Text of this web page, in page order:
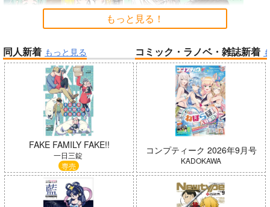
理想の彼女 3
時々ボソッとロシア語でデレる勇者
のアーリャさん
帝国機神ヴォルカミオン 2 ふかふかダンジョン攻略記 19
ライト」スペシャルライブ “St
arry Horizon” Blu-ray(初回限
「魔法少女リリカルなのは EX
CEEDS Gun Blaze Vengeanc
e」オープニングテーマ CRIM
SON BULLET/水樹奈々 インゴクダンチ
もっと見る！
同人新着 もっと見る
FAKE FAMILY FAKE!!
一日三錠
専売
コミック・ラノベ・雑誌新着
コンプティーク 2026年9月号
KADOKAWA